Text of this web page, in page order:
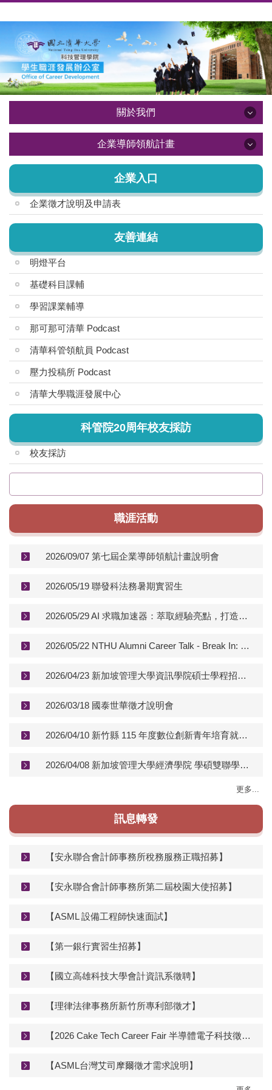
到
內
容
區
關於我們
關於我們
企業導師領航計畫
企業導師領航計畫
計畫說明及導師介紹
出國交換補助獎學金
企業入口
企業徵才說明及申請表
友善連結
明燈平台
基礎科目課輔
學習課業輔導
那可那可清華 Podcast
清華科管領航員 Podcast
壓力投稿所 Podcast
清華大學職涯發展中心
科管院20周年校友採訪
校友採訪
職涯活動
2026/09/07 第七屆企業導師領航計畫說明會
2026/05/19 聯發科法務暑期實習生
2026/05/29 AI 求職加速器：萃取經驗亮點，打造跨領域法律人的高勝率履歷
2026/05/22 NTHU Alumni Career Talk - Break In: Taiwan's Job Market
2026/04/23 新加坡管理大學資訊學院碩士學程招生說明會
2026/03/18 國泰世華徵才說明會
2026/04/10 新竹縣 115 年度數位創新青年培育就業計畫說明會
2026/04/08 新加坡管理大學經濟學院 學碩雙聯學位說明會
更多...
訊息轉發
【安永聯合會計師事務所稅務服務正職招募】
【安永聯合會計師事務所第二屆校園大使招募】
【ASML 設備工程師快速面試】
【第一銀行實習生招募】
【國立高雄科技大學會計資訊系徵聘】
【理律法律事務所新竹所專利部徵才】
【2026 Cake Tech Career Fair 半導體電子科技徵才博覽會】
【ASML台灣艾司摩爾徵才需求說明】